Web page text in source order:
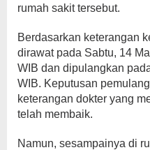
rumah sakit tersebut.
Berdasarkan keterangan
dirawat pada Sabtu, 14
WIB dan dipulangkan
WIB. Keputusan
keterangan dokter yang
telah membaik.
Namun, sesampainya di